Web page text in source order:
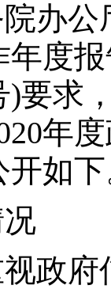
办
度
)要
年
开如
政